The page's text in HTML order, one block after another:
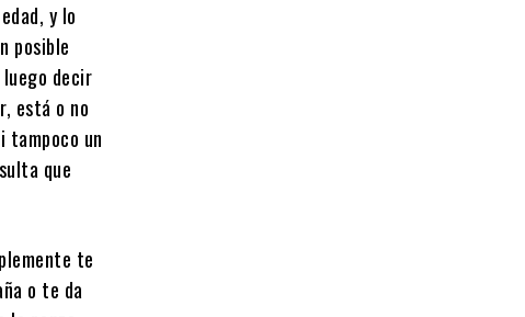
y lo
posible
luego decir
está o no
tampoco un
que
te
o te da